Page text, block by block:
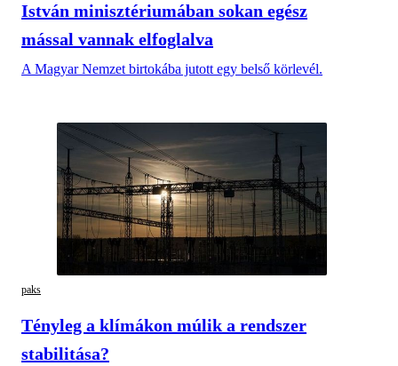
István minisztériumában sokan egész
mással vannak elfoglalva
A Magyar Nemzet birtokába jutott egy belső körlevél.
paks
Tényleg a klímákon múlik a rendszer
stabilitása?